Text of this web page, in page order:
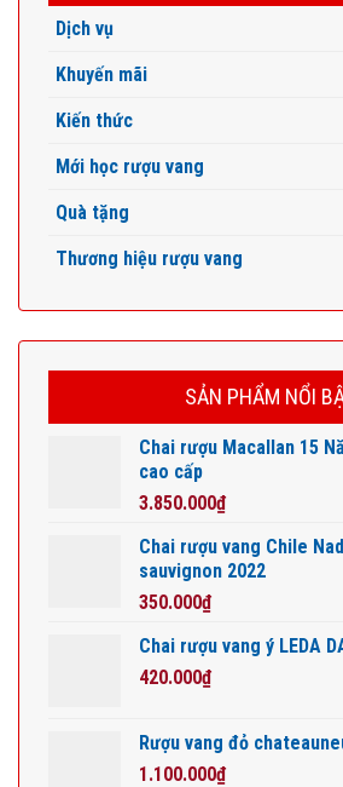
Dịch vụ
Khuyến mãi
Kiến thức
Mới học rượu vang
Quà tặng
Thương hiệu rượu vang
SẢN PHẨM NỔI
Chai rượu Macallan 15
cao cấp
3.850.000₫
Chai rượu vang Chile
sauvignon 2022
350.000₫
Chai rượu vang ý LEDA
420.000₫
Rượu vang đỏ
1.100.000₫